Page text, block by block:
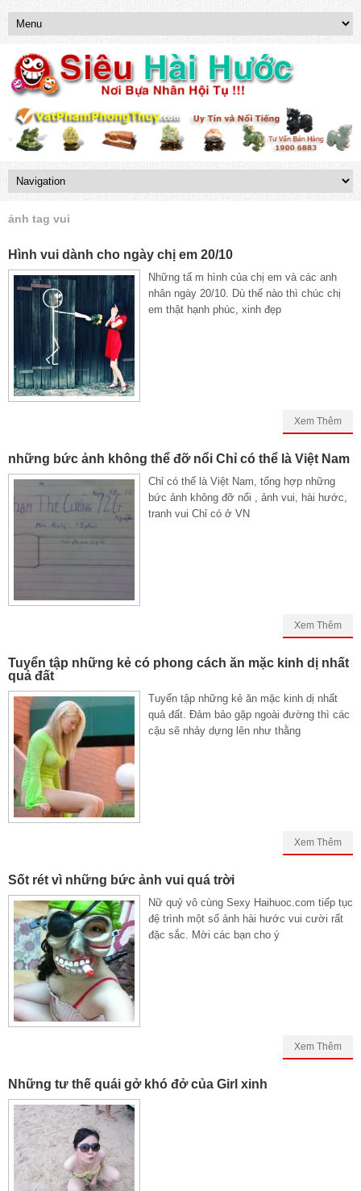
ảnh tag vui
Hình vui dành cho ngày chị em 20/10
Những tấ m hình của chị em và các anh
nhân ngày 20/10. Dù thế nào thì chúc chị
em thật hạnh phúc, xinh đẹp
Xem Thêm
những bức ảnh không thể đỡ nổi Chỉ có thể là Việt Nam
Chỉ có thể là Việt Nam, tổng hợp những
bức ảnh không đỡ nổi , ảnh vui, hài hước,
tranh vui Chỉ có ở VN
Xem Thêm
Tuyển tập những kẻ có phong cách ăn mặc kinh dị nhất
quả đất
Tuyển tập những kẻ ăn mặc kinh dị nhất
quả đất. Đảm bảo gặp ngoài đường thì các
cậu sẽ nhảy dựng lên như thằng
Xem Thêm
Sốt rét vì những bức ảnh vui quá trời
Nữ quỷ vô cùng Sexy Haihuoc.com tiếp tục
đệ trình một số ảnh hài hước vui cười rất
đặc sắc. Mời các bạn cho ý
Xem Thêm
Những tư thế quái gở khó đở của Girl xinh